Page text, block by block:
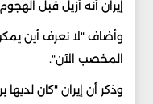
إيران أنه أزيل قبل
وأضاف "لا نعرف أين يمكن
المخصب الآن".
وذكر أن إيران "كان